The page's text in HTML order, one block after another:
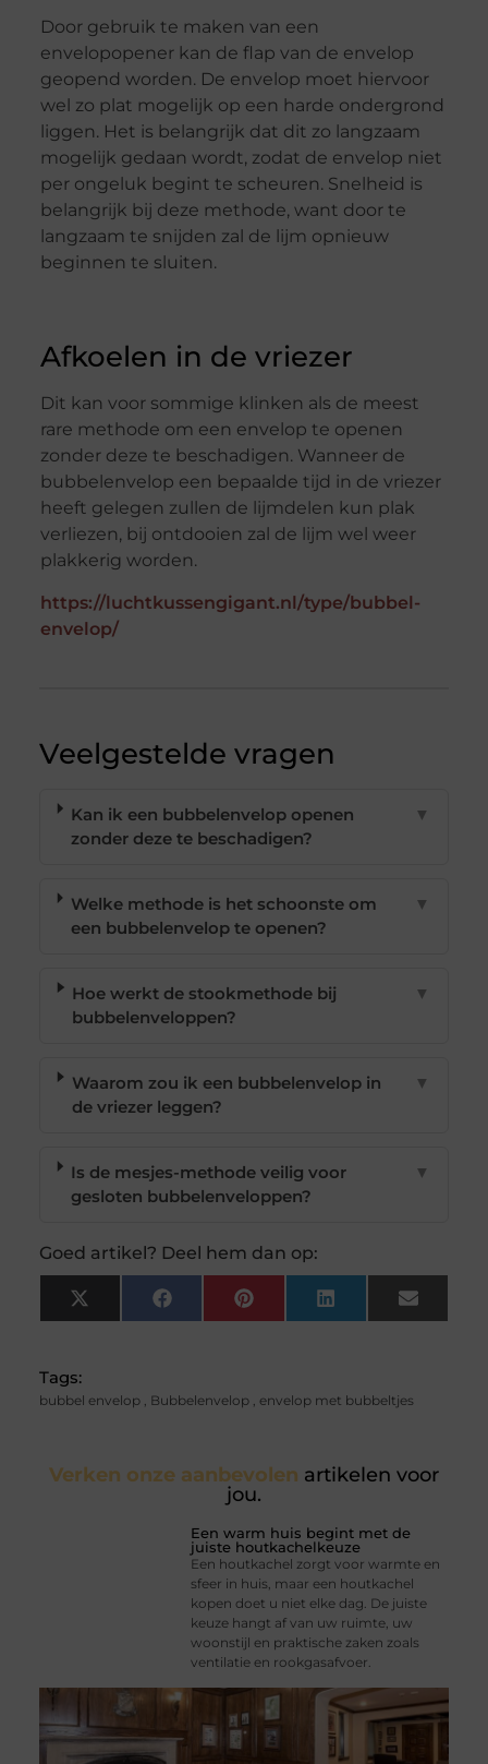
Door gebruik te maken van een
envelopopener kan de flap van de envelop
geopend worden. De envelop moet hiervoor
wel zo plat mogelijk op een harde ondergrond
liggen. Het is belangrijk dat dit zo langzaam
mogelijk gedaan wordt, zodat de envelop niet
per ongeluk begint te scheuren. Snelheid is
belangrijk bij deze methode, want door te
langzaam te snijden zal de lijm opnieuw
beginnen te sluiten.
Afkoelen in de vriezer
Dit kan voor sommige klinken als de meest
rare methode om een envelop te openen
zonder deze te beschadigen. Wanneer de
bubbelenvelop een bepaalde tijd in de vriezer
heeft gelegen zullen de lijmdelen kun plak
verliezen, bij ontdooien zal de lijm wel weer
plakkerig worden.
https://luchtkussengigant.nl/type/bubbel-
envelop/
Veelgestelde vragen
Kan ik een bubbelenvelop openen
zonder deze te beschadigen?
▼
Welke methode is het schoonste om
een bubbelenvelop te openen?
▼
Hoe werkt de stookmethode bij
bubbelenveloppen?
▼
Waarom zou ik een bubbelenvelop in
de vriezer leggen?
▼
Is de mesjes-methode veilig voor
gesloten bubbelenveloppen?
▼
Goed artikel? Deel hem dan op:
X
(Twitter)
FacebookPinterest LinkedIn Email
Tags:
bubbel envelop, Bubbelenvelop, envelop met bubbeltjes
Verken onze aanbevolen artikelen voor
jou.
Een warm huis begint met de
juiste houtkachelkeuze
Een houtkachel zorgt voor warmte en
sfeer in huis, maar een houtkachel
kopen doet u niet elke dag. De juiste
keuze hangt af van uw ruimte, uw
woonstijl en praktische zaken zoals
ventilatie en rookgasafvoer.